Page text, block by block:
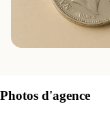
Photos d'agence